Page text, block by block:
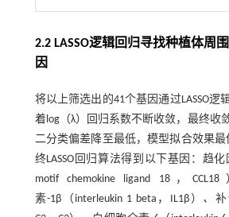
2.2 LASSO逻辑回归寻找种植体周
因
将以上筛选出的41个基因通过LASSO逻
着log（λ）回归系数不断收敛，最终收
二分类偏差降至最低，模型拟合效果最
终LASSO回归算法得到以下基因：趋化
motif chemokine ligand 18，CCL18
素-1β（interleukin 1 beta，IL1β） 、 补